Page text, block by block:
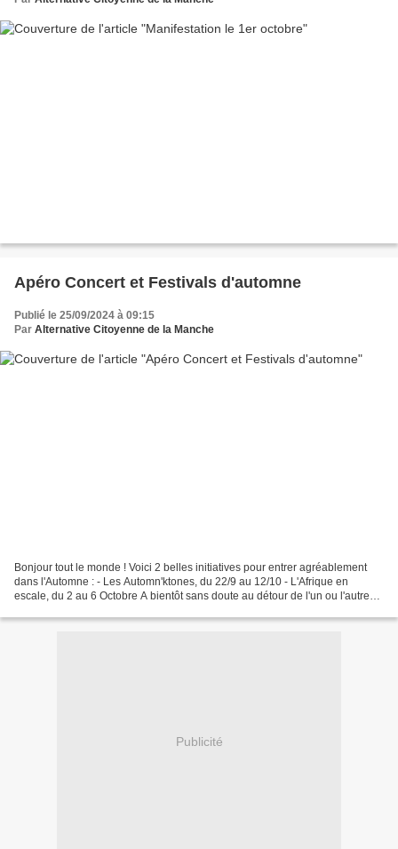
Apéro Concert et Festivals d'automne
Publié le 25/09/2024 à 09:15
Par Alternative Citoyenne de la Manche
Bonjour tout le monde ! Voici 2 belles initiatives pour entrer agréablement
dans l'Automne : - Les Automn'ktones, du 22/9 au 12/10 - L'Afrique en
escale, du 2 au 6 Octobre A bientôt sans doute au détour de l'un ou l'autre
Publicité